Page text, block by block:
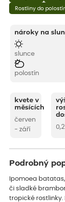
Rostliny do
nároky na
slunce
polostín
kvete v
měsících
červen
- září
Podrobný
Ipomoea
či sladké
tropické rostlinky.